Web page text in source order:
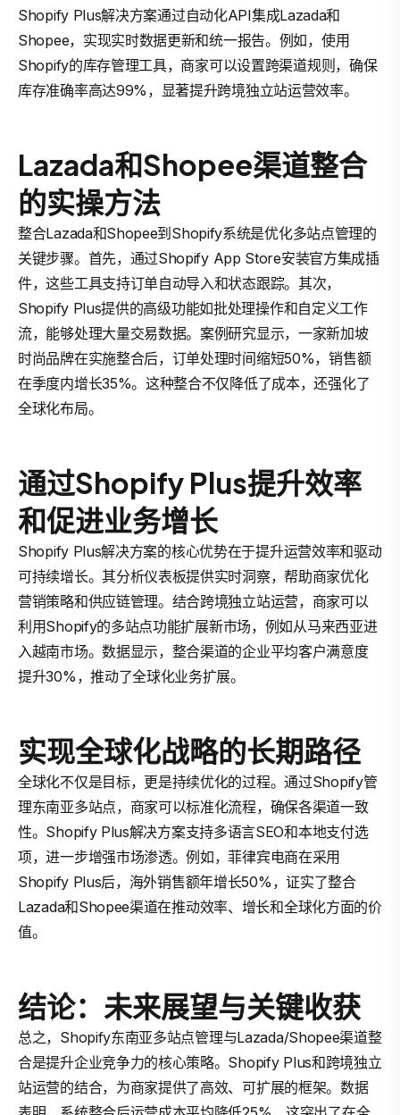
Shopify Plus解决方案通过自动化API集成Lazada和
Shopee，实现实时数据更新和统一报告。例如，使用
Shopify的库存管理工具，商家可以设置跨渠道规则，确保
库存准确率高达99%，显著提升跨境独立站运营效率。
Lazada和Shopee渠道整合
的实操方法
整合Lazada和Shopee到Shopify系统是优化多站点管理的
关键步骤。首先，通过Shopify App Store安装官方集成插
件，这些工具支持订单自动导入和状态跟踪。其次，
Shopify Plus提供的高级功能如批处理操作和自定义工作
流，能够处理大量交易数据。案例研究显示，一家新加坡
时尚品牌在实施整合后，订单处理时间缩短50%，销售额
在季度内增长35%。这种整合不仅降低了成本，还强化了
全球化布局。
通过Shopify Plus提升效率
和促进业务增长
Shopify Plus解决方案的核心优势在于提升运营效率和驱动
可持续增长。其分析仪表板提供实时洞察，帮助商家优化
营销策略和供应链管理。结合跨境独立站运营，商家可以
利用Shopify的多站点功能扩展新市场，例如从马来西亚进
入越南市场。数据显示，整合渠道的企业平均客户满意度
提升30%，推动了全球化业务扩展。
实现全球化战略的长期路径
全球化不仅是目标，更是持续优化的过程。通过Shopify管
理东南亚多站点，商家可以标准化流程，确保各渠道一致
性。Shopify Plus解决方案支持多语言SEO和本地支付选
项，进一步增强市场渗透。例如，菲律宾电商在采用
Shopify Plus后，海外销售额年增长50%，证实了整合
Lazada和Shopee渠道在推动效率、增长和全球化方面的价
值。
结论：未来展望与关键收获
总之，Shopify东南亚多站点管理与Lazada/Shopee渠道整
合是提升企业竞争力的核心策略。Shopify Plus和跨境独立
站运营的结合，为商家提供了高效、可扩展的框架。数据